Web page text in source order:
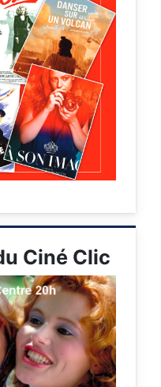
Ciné Clic